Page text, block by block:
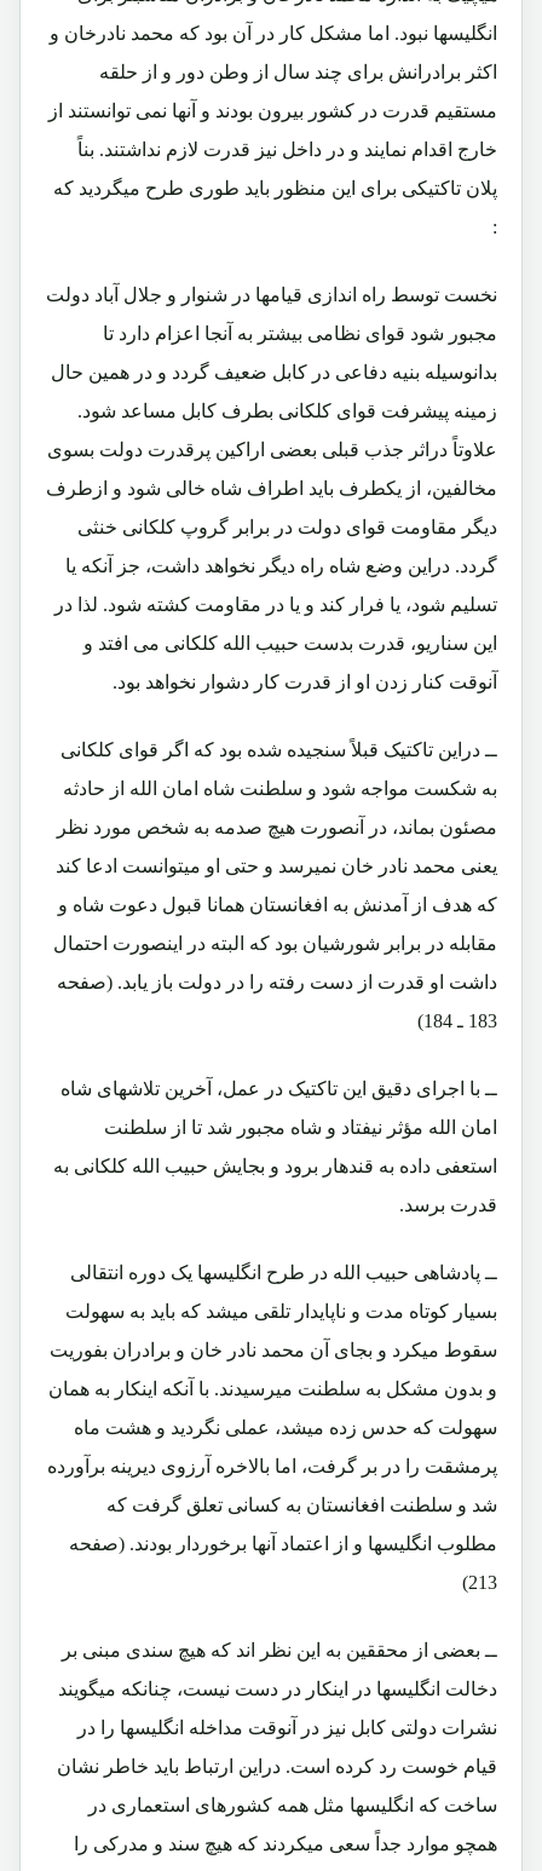
انگلیسها نبود. اما مشکل کار در آن بود که محمد نادرخان و
اکثر برادرانش برای چند سال از وطن دور و از حلقه
مستقیم قدرت در کشور بیرون بودند و آنها نمی توانستند از
خارج اقدام نمایند و در داخل نیز قدرت لازم نداشتند. بناً
پلان تاکتیکی برای این منظور باید طوری طرح میگردید که
:
نخست توسط راه اندازی قیامها در شنوار و جلال آباد دولت
مجبور شود قوای نظامی بیشتر به آنجا اعزام دارد تا
بدانوسیله بنیه دفاعی در کابل ضعیف گردد و در همین حال
زمینه پیشرفت قوای کلکانی بطرف کابل مساعد شود.
علاوتاً دراثر جذب قبلی بعضی اراکین پرقدرت دولت بسوی
مخالفین، از یکطرف باید اطراف شاه خالی شود و ازطرف
دیگر مقاومت قوای دولت در برابر گروپ کلکانی خنثی
گردد. دراین وضع شاه راه دیگر نخواهد داشت، جز آنکه یا
تسلیم شود، یا فرار کند و یا در مقاومت کشته شود. لذا در
این سناریو، قدرت بدست حبیب الله کلکانی می افتد و
آنوقت کنار زدن او از قدرت کار دشوار نخواهد بود.
ــ دراین تاکتیک قبلاً سنجیده شده بود که اگر قوای کلکانی
به شکست مواجه شود و سلطنت شاه امان الله از حادثه
مصئون بماند، در آنصورت هیچ صدمه به شخص مورد نظر
یعنی محمد نادر خان نمیرسد و حتی او میتوانست ادعا کند
که هدف از آمدنش به افغانستان همانا قبول دعوت شاه و
مقابله در برابر شورشیان بود که البته در اینصورت احتمال
داشت او قدرت از دست رفته را در دولت باز یابد. (صفحه
183 ـ 184)
ــ با اجرای دقیق این تاکتیک در عمل، آخرین تلاشهای شاه
امان الله مؤثر نیفتاد و شاه مجبور شد تا از سلطنت
استعفی داده به قندهار برود و بجایش حبیب الله کلکانی به
قدرت برسد.
ــ پادشاهی حبیب الله در طرح انگلیسها یک دوره انتقالی
بسیار کوتاه مدت و ناپایدار تلقی میشد که باید به سهولت
سقوط میکرد و بجای آن محمد نادر خان و برادران بفوریت
و بدون مشکل به سلطنت میرسیدند. با آنکه اینکار به همان
سهولت که حدس زده میشد، عملی نگردید و هشت ماه
پرمشقت را در بر گرفت، اما بالاخره آرزوی دیرینه برآورده
شد و سلطنت افغانستان به کسانی تعلق گرفت که
مطلوب انگلیسها و از اعتماد آنها برخوردار بودند. (صفحه
213)
ــ بعضی از محققین به این نظر اند که هیچ سندی مبنی بر
دخالت انگلیسها در اینکار در دست نیست، چنانکه میگویند
نشرات دولتی کابل نیز در آنوقت مداخله انگلیسها را در
قیام خوست رد کرده است. دراین ارتباط باید خاطر نشان
ساخت که انگلیسها مثل همه کشورهای استعماری در
همچو موارد جداً سعی میکردند که هیچ سند و مدرکی را